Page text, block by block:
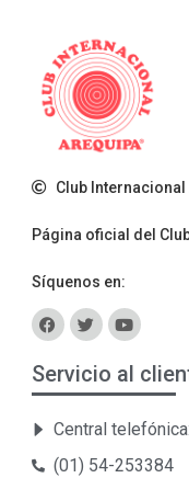
Club
Página oficial del
Síquenos en:
Servicio al
Central telefónica:
(01) 54-253384